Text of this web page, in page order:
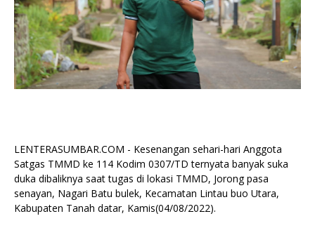
LENTERASUMBAR.COM - Kesenangan sehari-hari Anggota
Satgas TMMD ke 114 Kodim 0307/TD ternyata banyak suka
duka dibaliknya saat tugas di lokasi TMMD, Jorong pasa
senayan, Nagari Batu bulek, Kecamatan Lintau buo Utara,
Kabupaten Tanah datar, Kamis(04/08/2022).